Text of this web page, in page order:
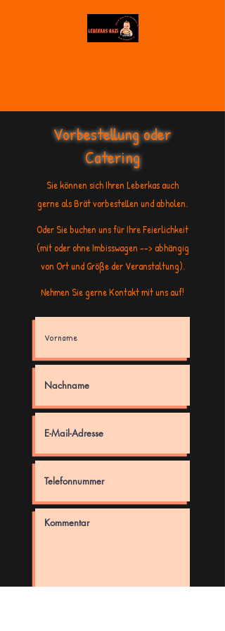
Vorbestellung oder
Catering
Sie können sich Ihren Leberkas auch
gerne als Brät vorbestellen und abholen.
Oder Sie buchen uns für Ihre Feierlichkeit
(mit oder ohne Imbisswagen --> abhängig
von Ort und Größe der Veranstaltung).
Nehmen Sie gerne Kontakt mit uns auf!